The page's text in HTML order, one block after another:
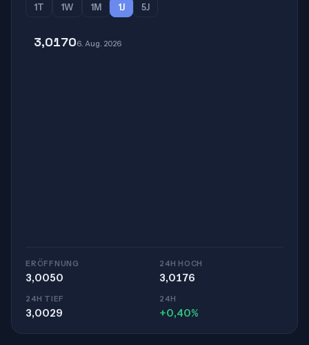
1T
1W 1M 1J 5J
3,01706. Aug. 2026
ERÖFFNUNG
3,0050
24H HOCH
3,0176
24H TIEF
3,0029
24H
+0,40%